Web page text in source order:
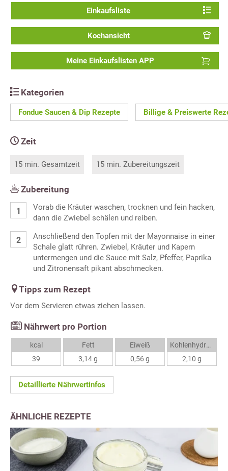
Einkaufsliste
Kochansicht
Meine Einkaufslisten APP
Kategorien
Fondue Saucen & Dip Rezepte Billige & Preiswerte
Zeit
15 min. Gesamtzeit 15 min. Zubereitungszeit
Zubereitung
Vorab die Kräuter waschen, trocknen und fein hacken,
dann die Zwiebel schälen und reiben.
Anschließend den Topfen mit der Mayonnaise in einer
Schale glatt rühren. Zwiebel, Kräuter und Kapern
untermengen und die Sauce mit Salz, Pfeffer, Paprika
und Zitronensaft pikant abschmecken.
Tipps zum Rezept
Vor dem Servieren etwas ziehen lassen.
Nährwert pro Portion
kcal
39
Fett
3,14 g
Eiweiß
0,56 g
Kohlenhydrate
2,10 g
Detaillierte Nährwertinfos
ÄHNLICHE REZEPTE